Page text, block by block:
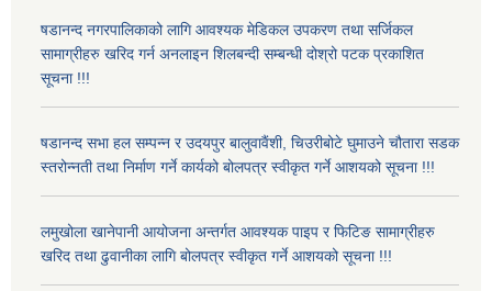
षडानन्द नगरपालिकाको लागि आवश्यक मेडिकल उपकरण तथा सर्जिकल
सामाग्रीहरु खरिद गर्न अनलाइन शिलबन्दी सम्बन्धी दोश्रो पटक प्रकाशित
सूचना !!!
षडानन्द सभा हल सम्पन्न र उदयपुर बालुवावैंशी, चिउरीबोटे घुमाउने चौतारा सडक
स्तरोन्नती तथा निर्माण गर्ने कार्यको बोलपत्र स्वीकृत गर्ने आशयको सूचना !!!
लमुखोला खानेपानी आयोजना अन्तर्गत आवश्यक पाइप र फिटिङ सामाग्रीहरु
खरिद तथा ढुवानीका लागि बोलपत्र स्वीकृत गर्ने आशयको सूचना !!!